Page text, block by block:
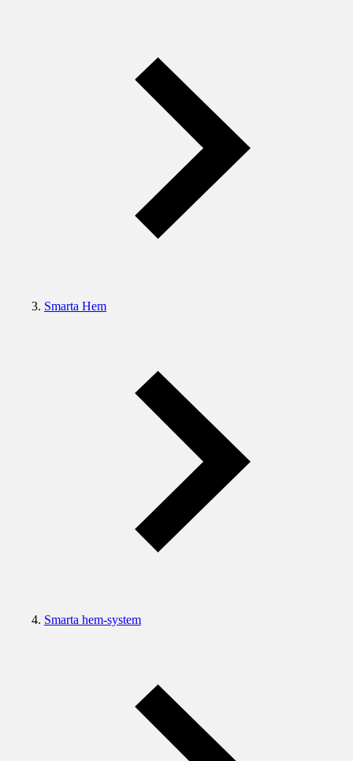
Smarta Hem
Smarta hem-system